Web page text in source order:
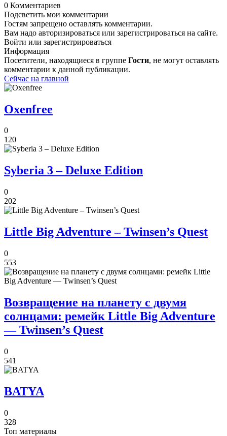
0 Комментариев
Подсветить мои комментарии
Гостям запрещено оставлять комментарии.
Вам надо авторизироваться или зарегистрироваться на сайте.
Войти или зарегистрироваться
Информация
Посетители, находящиеся в группе Гости, не могут оставлять
комментарии к данной публикации.
Сейчас на главной
Oxenfree
0
120
Syberia 3 – Deluxe Edition
0
202
Little Big Adventure – Twinsen’s Quest
0
553
Возвращение на планету с двумя
солнцами: ремейк Little Big Adventure
— Twinsen’s Quest
0
541
BATYA
0
328
Топ материалы